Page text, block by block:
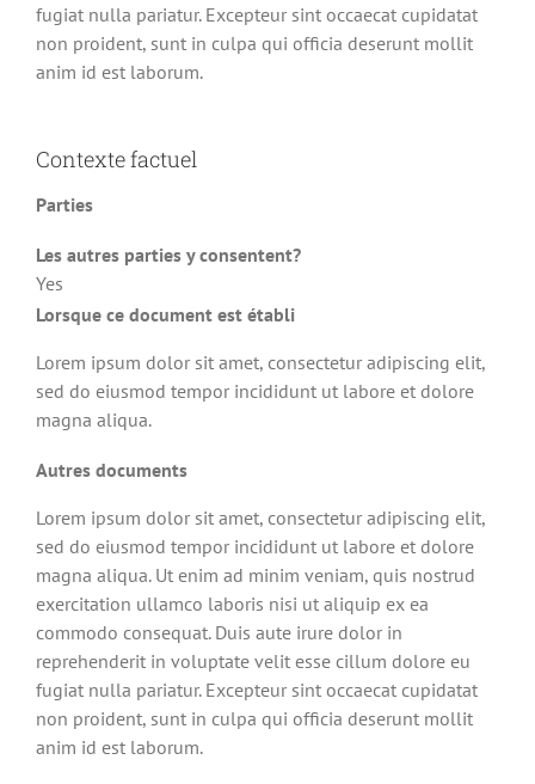
fugiat nulla pariatur. Excepteur sint occaecat cupidatat
non proident, sunt in culpa qui officia deserunt mollit
anim id est laborum.
Contexte factuel
Parties
Les autres parties y consentent?
Yes
Lorsque ce document est établi
Lorem ipsum dolor sit amet, consectetur adipiscing elit,
sed do eiusmod tempor incididunt ut labore et dolore
magna aliqua.
Autres documents
Lorem ipsum dolor sit amet, consectetur adipiscing elit,
sed do eiusmod tempor incididunt ut labore et dolore
magna aliqua. Ut enim ad minim veniam, quis nostrud
exercitation ullamco laboris nisi ut aliquip ex ea
commodo consequat. Duis aute irure dolor in
reprehenderit in voluptate velit esse cillum dolore eu
fugiat nulla pariatur. Excepteur sint occaecat cupidatat
non proident, sunt in culpa qui officia deserunt mollit
anim id est laborum.